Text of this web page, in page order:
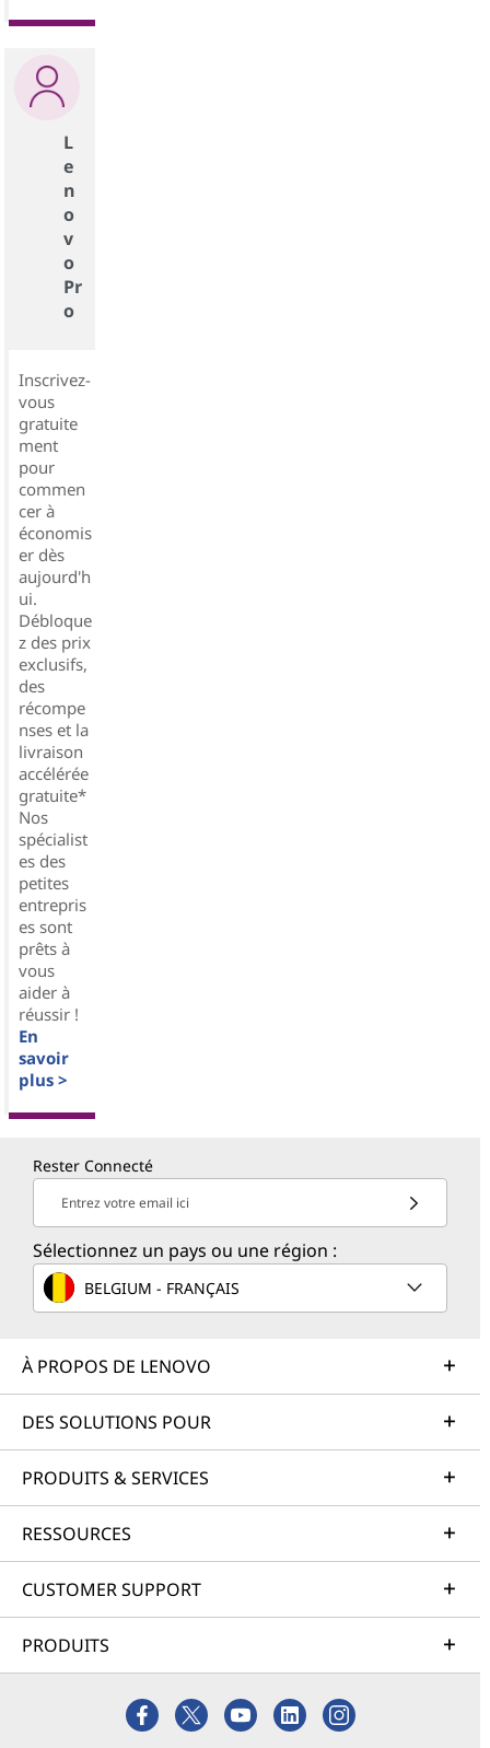
L
e
n
o
v
o
Pr
o
Inscrivez-
vous
gratuite
ment
pour
commen
cer à
économis
er dès
aujourd'h
ui.
Débloque
z des prix
exclusifs,
des
récompe
nses et la
livraison
accélérée
gratuite*
Nos
spécialist
es des
petites
entrepris
es sont
prêts à
vous
aider à
réussir !
En
savoir
plus >
Rester Connecté
Entrez votre email ici
Sélectionnez un pays ou une région :
BELGIUM - FRANÇAIS
À PROPOS DE LENOVO
DES SOLUTIONS POUR
PRODUITS & SERVICES
RESSOURCES
CUSTOMER SUPPORT
PRODUITS